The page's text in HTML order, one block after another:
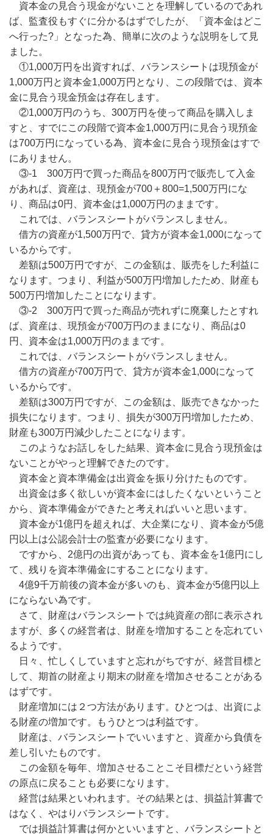
資本金の見合う現金がないことを理解しているのであれ
ば、監査役もすぐに分かるはずでしたが、「資本金はどこ
へ行った?」となった為、簡単に次のような説明をして見
ました。
①1,000万円を出資すれば、バランスシートは現預金が
1,000万円と資本金1,000万円となり、この段階では、資本
金に見合う現金預金は存在します。
②1,000万円のうち、300万円を使って商品を購入しま
すと、すでにこの段階で資本金1,000万円に見合う現預金
は700万円になっている為、資本金に見合う現預金はすで
にありません。
③-1 300万円で買った商品を800万円で販売して入金
があれば、資産は、現預金が700＋800=1,500万円にな
り、商品は0円、資本金は1,000万円のままです。
これでは、バランスシートがバランスしません。
借方の資産が1,500万円で、貸方が資本金1,000になって
いるからです。
差額は500万円ですが、この金額は、販売をした利益に
なります。つまり、利益が500万円増加したため、財産も
500万円増加したことになります。
③-2 300万円で買った商品が売れずに廃棄したとすれ
ば、資産は、現預金が700万円のままになり、商品は0
円、資本金は1,000万円のままです。
これでは、バランスシートがバランスしません。
借方の資産が700万円で、貸方が資本金1,000になって
いるからです。
差額は300万円ですが、この金額は、販売できなかった
損失になります。つまり、損失が300万円増加したため、
財産も300万円減少したことになります。
このようなお話しをした結果、資本金に見合う現預金は
ないことがやっと理解できたのです。
資本金と資本準備金は出資金を振り分けたものです。
出資金は多く欲しいが資本金にはしたくないということ
から、資本準備金ができたと考えればいいと思います。
資本金が1億円を超えれば、大企業になり、資本金が5億
円以上は公認会計士の監査が必要になります。
ですから、2億円の出資があっても、資本金を1億円にし
て、残りを資本準備金にすることになります。
4億9千万前後の資本金が多いのも、資本金が5億円以上
にならない為です。
さて、財産はバランスシートでは純資産の部に表示され
ますが、多くの経営者は、財産を増加することを忘れてい
るようです。
日々、忙しくしていますと忘れがちですが、経営目標と
して、期首の財産より期末の財産を増加させることがある
はずです。
財産増加には２つ方法があります。ひとつは、出資によ
る財産の増加です。もうひとつは利益です。
財産は、バランスシートでいいますと、資産から負債を
差し引いたものです。
この金額を毎年、増加させることこそ目標だという経営
の原点に戻ることも必要になります。
経営は結果といわれます。その結果とは、損益計算書で
はなく、やはりバランスシートです。
では損益計算書は何かといいますと、バランスシートと